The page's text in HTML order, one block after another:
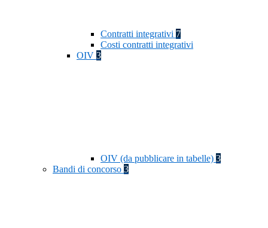
Contratti integrativi 7
Costi contratti integrativi
OIV 3
OIV (da pubblicare in tabelle) 3
Bandi di concorso 3